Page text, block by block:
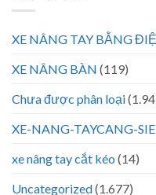
XE NÂNG TAY BẰNG
XE NÂNG BÀN (119)
Chưa được phân loại
XE-NANG-TAYCANG-
xe nâng tay cắt kéo (14)
Uncategorized(1.677)